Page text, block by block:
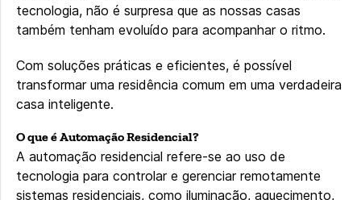
tecnologia, não é surpresa que as nossas casas
também tenham evoluído para acompanhar o ritmo.
Com soluções práticas e eficientes, é possível
transformar uma residência comum em uma verdadeira
casa inteligente.
O que é Automação Residencial?
A automação residencial refere-se ao uso de
tecnologia para controlar e gerenciar remotamente
sistemas residenciais, como iluminação, aquecimento,